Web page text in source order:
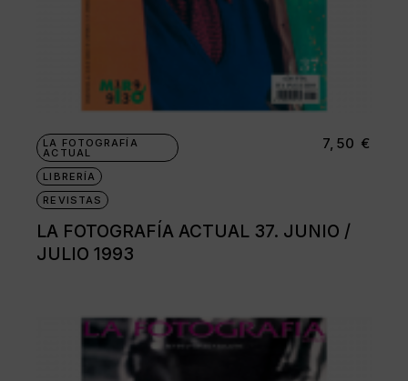
LA FOTOGRAFÍA
ACTUAL
LIBRERÍA
REVISTAS
LA FOTOGRAFÍA ACTUAL 37. JUNIO /
JULIO 1993
7,50 €